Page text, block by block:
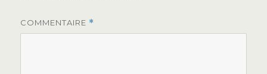
COMMENTAIRE *